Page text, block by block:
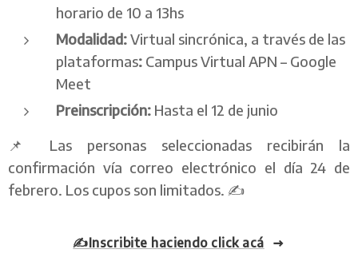
horario de 10 a 13hs
Modalidad:Virtual sincrónica, a través de las
plataformas: Campus Virtual APN – Google
Meet
Preinscripción: Hasta el 12 de junio
📌 Las personas seleccionadas recibirán la
confirmación vía correo electrónico el día 24 de
febrero. Los cupos son limitados. ✍️
✍️Inscribite haciendo click acá